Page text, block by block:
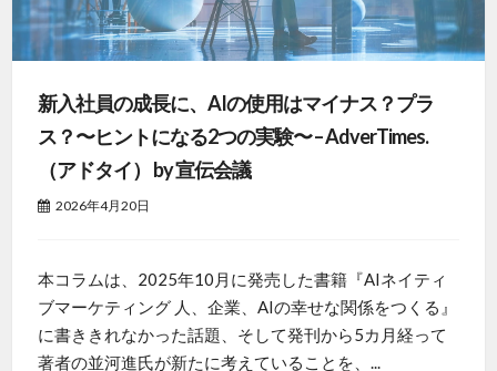
新入社員の成長に、AIの使用はマイナス？プラ
ス？〜ヒントになる2つの実験〜 – AdverTimes.
（アドタイ） by 宣伝会議
2026年4月20日
本コラムは、2025年10月に発売した書籍『AIネイティ
ブマーケティング 人、企業、AIの幸せな関係をつくる』
に書ききれなかった話題、そして発刊から5カ月経って
著者の並河進氏が新たに考えていることを、...